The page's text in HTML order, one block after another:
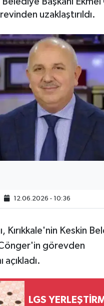
uzaklaştırıldı.
12.06.2026 - 10:36
Kırıkkale'nin Keskin
Cönger'in görevden
açıkladı.
LGS